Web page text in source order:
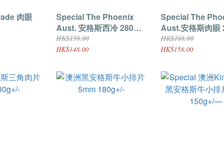
肉眼
Special The Phoenix
Aust. 安格斯西冷 280g
+/-
HK$158.00
HK$148.00
Special The
Aust.安格斯肉眼
+/-
HK$168.00
HK$158.00